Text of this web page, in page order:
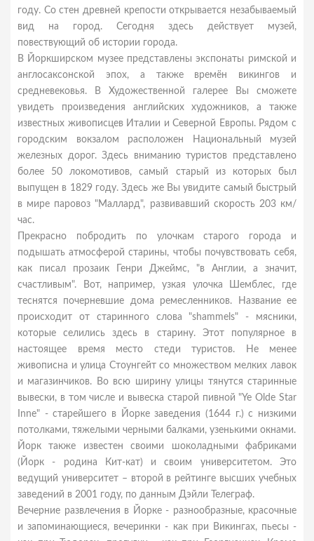
году. Со стен древней крепости открывается незабываемый
вид на город. Сегодня здесь действует музей,
повествующий об истории города.
В Йоркширском музее представлены экспонаты римской и
англосаксонской эпох, а также времён викингов и
средневековья. В Художественной галерее Вы сможете
увидеть произведения английских художников, а также
известных живописцев Италии и Северной Европы. Рядом с
городским вокзалом расположен Национальный музей
железных дорог. Здесь вниманию туристов представлено
более 50 локомотивов, самый старый из которых был
выпущен в 1829 году. Здесь же Вы увидите самый быстрый
в мире паровоз "Маллард", развивавший скорость 203 км/
час.
Прекрасно побродить по улочкам старого города и
подышать атмосферой старины, чтобы почувствовать себя,
как писал прозаик Генри Джеймс, "в Англии, а значит,
счастливым". Вот, например, узкая улочка Шемблес, где
теснятся почерневшие дома ремесленников. Название ее
происходит от старинного слова "shammels" - мясники,
которые селились здесь в старину. Этот популярное в
настоящее время место стеди туристов. Не менее
живописна и улица Стоунгейт со множеством мелких лавок
и магазинчиков. Во всю ширину улицы тянутся старинные
вывески, в том числе и вывеска старой пивной "Ye Olde Star
Inne" - старейшего в Йорке заведения (1644 г.) с низкими
потолками, тяжелыми черными балками, узенькими окнами.
Йорк также известен своими шоколадными фабриками
(Йорк - родина Кит-кат) и своим университетом. Это
ведущий университет – второй в рейтинге высших учебных
заведений в 2001 году, по данным Дэйли Телеграф.
Вечерние развлечения в Йорке - разнообразные, красочные
и запоминающиеся, вечеринки - как при Викингах, пьесы -